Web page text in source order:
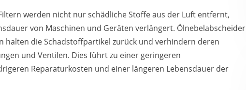
werden nicht nur schädliche Stoffe aus der Luft entfernt,
von Maschinen und Geräten verlängert. Ölnebelabscheider
halten die Schadstoffpartikel zurück und verhindern deren
und Ventilen. Dies führt zu einer geringeren
Reparaturkosten und einer längeren Lebensdauer der